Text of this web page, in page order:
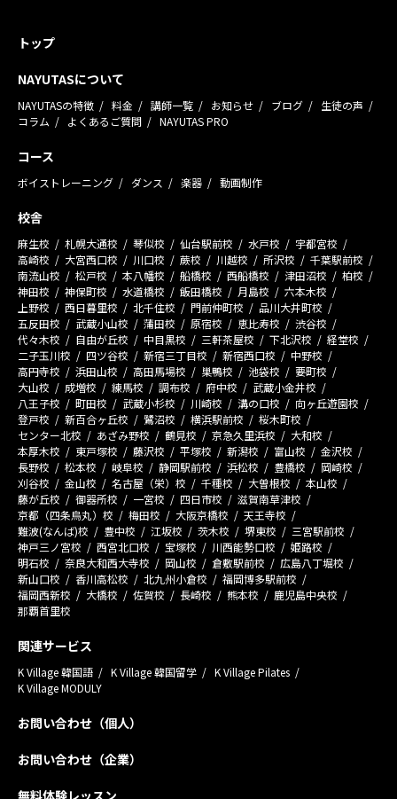
トップ
NAYUTASについて
NAYUTASの特徴 料金 講師一覧 お知らせ ブログ
生徒の声
コラム
よくあるご質問 NAYUTAS PRO
コース
ボイストレーニング ダンス 楽器 動画制作
校舎
麻生校 札幌大通校 琴似校 仙台駅前校 水戸校
宇都宮校
高崎校
大宮西口校 川口校 蕨校 川越校 所沢校
千葉駅前校
南流山校
松戸校 本八幡校 船橋校 西船橋校 津田沼校
柏校
神田校
神保町校 水道橋校 飯田橋校 月島校
六本木校
上野校
西日暮里校 北千住校 門前仲町校
品川大井町校
五反田校
武蔵小山校 蒲田校 原宿校 恵比寿校
渋谷校
代々木校
自由が丘校 中目黒校 三軒茶屋校 下北沢校
経堂校
二子玉川校
四ツ谷校 新宿三丁目校 新宿西口校
中野校
高円寺校
浜田山校 高田馬場校 巣鴨校 池袋校
要町校
大山校
成増校 練馬校 調布校 府中校
武蔵小金井校
八王子校
町田校 武蔵小杉校 川崎校 溝の口校
向ヶ丘遊園校
登戸校
新百合ヶ丘校 鷺沼校 横浜駅前校
桜木町校
センター北校
あざみ野校 鶴見校 京急久里浜校
大和校
本厚木校
東戸塚校 藤沢校 平塚校 新潟校 富山校
金沢校
長野校
松本校 岐阜校 静岡駅前校 浜松校 豊橋校
岡崎校
刈谷校
金山校 名古屋（栄）校 千種校 大曽根校
本山校
藤が丘校
御器所校 一宮校 四日市校
滋賀南草津校
京都（四条烏丸）校
梅田校 大阪京橋校
天王寺校
難波(なんば)校
豊中校 江坂校 茨木校 堺東校
三宮駅前校
神戸三ノ宮校
西宮北口校 宝塚校 川西能勢口校
姫路校
明石校
奈良大和西大寺校 岡山校 倉敷駅前校
広島八丁堀校
新山口校
香川高松校 北九州小倉校
福岡博多駅前校
福岡西新校
大橋校 佐賀校 長崎校 熊本校
鹿児島中央校
那覇首里校
関連サービス
K Village 韓国語 K Village 韓国留学
K Village Pilates
K Village MODULY
お問い合わせ（個人）
お問い合わせ（企業）